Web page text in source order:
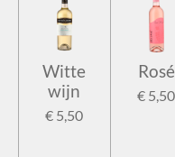
Witte
wijn
€ 5,50
Rosé
€ 5,50